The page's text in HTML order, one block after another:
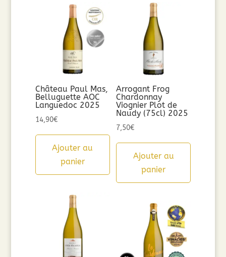
Château Paul Mas,
Belluguette AOC
Languedoc 2025
14,90€
Ajouter au
panier
Arrogant Frog
Chardonnay
Viognier Plot de
Naudy (75cl) 2025
7,50€
Ajouter au
panier